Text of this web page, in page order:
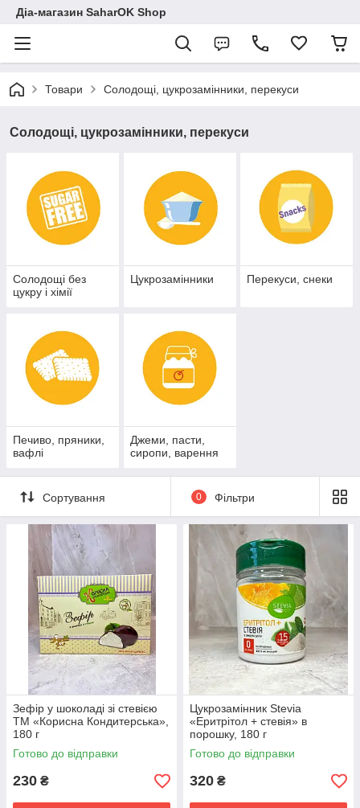
Діа-магазин SaharOK Shop
Товари Солодощі, цукрозамінники, перекуси
Солодощі, цукрозамінники, перекуси
Солодощі без
цукру і хімії
Цукрозамінники Перекуси, снеки
Печиво, пряники,
вафлі
Джеми, пасти,
сиропи, варення
Сортування 0 Фільтри
Зефір у шоколаді зі стевією
ТМ «Корисна Кондитерська»,
180 г
Готово до відправки
230 ₴
Цукрозамінник Stеvia
«Еритрітол + стевія» в
порошку, 180 г
Готово до відправки
320 ₴